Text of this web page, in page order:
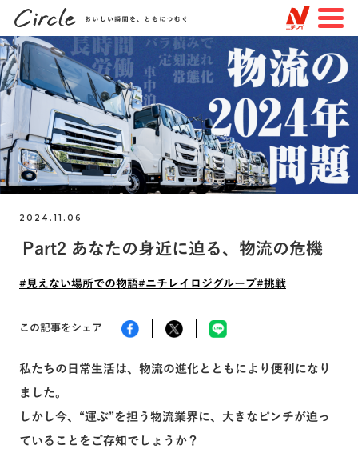
JP EN
TOP すべての記事 特集
知る・楽しむ
#未来を変える物語 #見えない場所での物語
#つながりを作る物語 #ニチレイフーズ
#ニチレイバイオサイエンス
2024.11.06
Part2 あなたの身近に迫る、物流の危機
#見えない場所での物語#ニチレイロジグループ#挑戦
この記事をシェア
私たちの日常生活は、物流の進化とともにより便利になり
ました。
しかし今、“運ぶ”を担う物流業界に、大きなピンチが迫っ
ていることをご存知でしょうか？